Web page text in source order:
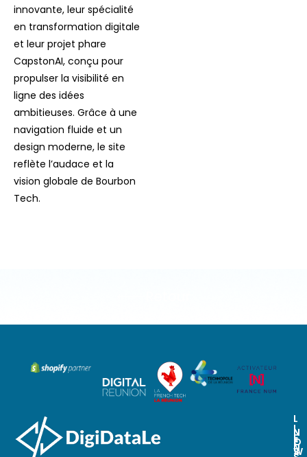
innovante, leur spécialité
en transformation digitale
et leur projet phare
CapstonAI, conçu pour
propulser la visibilité en
ligne des idées
ambitieuses. Grâce à une
navigation fluide et un
design moderne, le site
reflète l’audace et la
vision globale de Bourbon
Tech.
L
I
E
N
N
O
S
N
E
W